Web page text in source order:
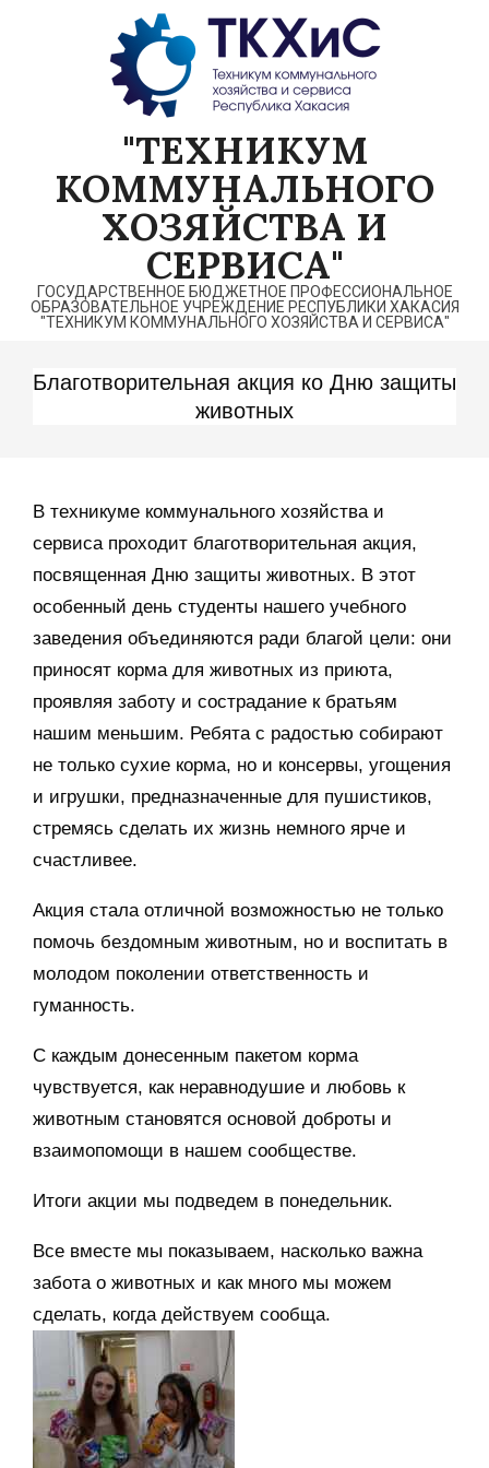
"ТЕХНИКУМ
КОММУНАЛЬНОГО
ХОЗЯЙСТВА И
СЕРВИСА"
ГОСУДАРСТВЕННОЕ БЮДЖЕТНОЕ ПРОФЕССИОНАЛЬНОЕ
ОБРАЗОВАТЕЛЬНОЕ УЧРЕЖДЕНИЕ РЕСПУБЛИКИ ХАКАСИЯ
"ТЕХНИКУМ КОММУНАЛЬНОГО ХОЗЯЙСТВА И СЕРВИСА"
Благотворительная акция ко Дню защиты
животных
В техникуме коммунального хозяйства и
сервиса проходит благотворительная акция,
посвященная Дню защиты животных. В этот
особенный день студенты нашего учебного
заведения объединяются ради благой цели: они
приносят корма для животных из приюта,
проявляя заботу и сострадание к братьям
нашим меньшим. Ребята с радостью собирают
не только сухие корма, но и консервы, угощения
и игрушки, предназначенные для пушистиков,
стремясь сделать их жизнь немного ярче и
счастливее.
Акция стала отличной возможностью не только
помочь бездомным животным, но и воспитать в
молодом поколении ответственность и
гуманность.
С каждым донесенным пакетом корма
чувствуется, как неравнодушие и любовь к
животным становятся основой доброты и
взаимопомощи в нашем сообществе.
Итоги акции мы подведем в понедельник.
Все вместе мы показываем, насколько важна
забота о животных и как много мы можем
сделать, когда действуем сообща.